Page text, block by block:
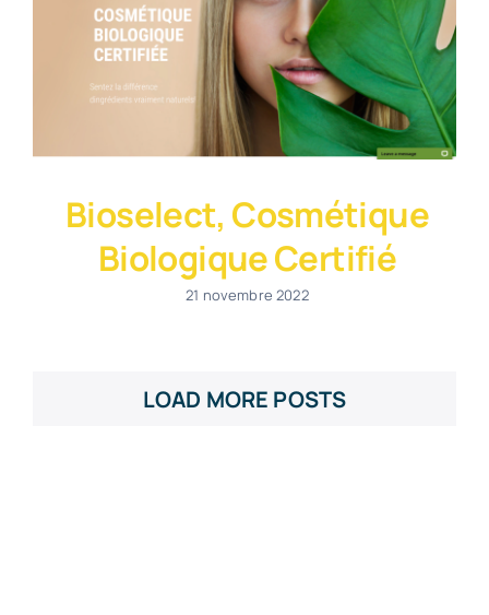
Bioselect, Cosmétique
Biologique Certifié
21 novembre 2022
LOAD MORE POSTS